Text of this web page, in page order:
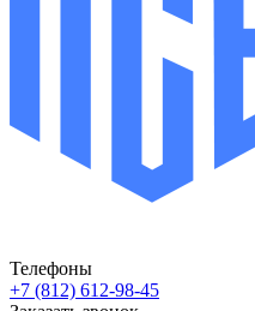
Телефоны
+7 (812) 612-98-45